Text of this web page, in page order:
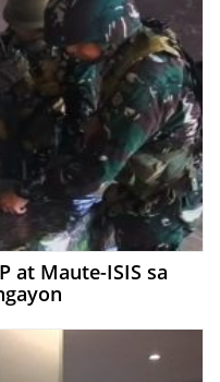
at Maute-ISIS sa